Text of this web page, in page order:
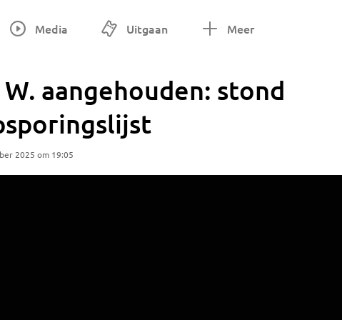
Media Uitgaan Meer
aangehouden: stond
2025 om 19:05